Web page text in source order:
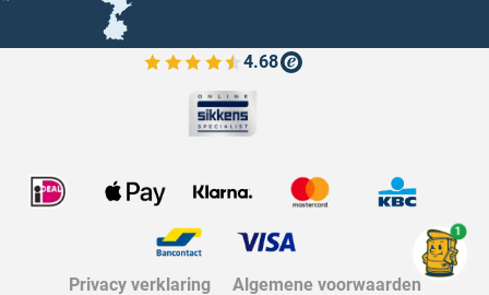
4.68
Bekijk de verfplaza beoordelingen
Privacy verklaring Algemene voorwaarden
1